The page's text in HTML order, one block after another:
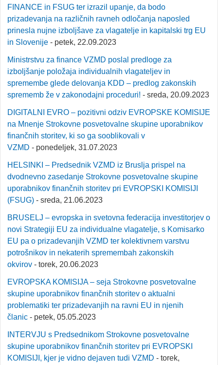
FINANCE in FSUG ter izrazil upanje, da bodo
prizadevanja na različnih ravneh odločanja naposled
prinesla nujne izboljšave za vlagatelje in kapitalski trg EU
in Slovenije - petek, 22.09.2023
Ministrstvu za finance VZMD poslal predloge za
izboljšanje položaja individualnih vlagateljev in
spremembe glede delovanja KDD – predlog zakonskih
sprememb že v zakonodajni proceduri! - sreda, 20.09.2023
DIGITALNI EVRO – pozitivni odziv EVROPSKE KOMISIJE
na Mnenje Strokovne posvetovalne skupine uporabnikov
finančnih storitev, ki so ga sooblikovali v
VZMD - ponedeljek, 31.07.2023
HELSINKI – Predsednik VZMD iz Bruslja prispel na
dvodnevno zasedanje Strokovne posvetovalne skupine
uporabnikov finančnih storitev pri EVROPSKI KOMISIJI
(FSUG) - sreda, 21.06.2023
BRUSELJ – evropska in svetovna federacija investitorjev o
novi Strategiji EU za individualne vlagatelje, s Komisarko
EU pa o prizadevanjih VZMD ter kolektivnem varstvu
potrošnikov in nekaterih spremembah zakonskih
okvirov - torek, 20.06.2023
EVROPSKA KOMISIJA – seja Strokovne posvetovalne
skupine uporabnikov finančnih storitev o aktualni
problematiki ter prizadevanjih na ravni EU in njenih
članic - petek, 05.05.2023
INTERVJU s Predsednikom Strokovne posvetovalne
skupine uporabnikov finančnih storitev pri EVROPSKI
KOMISIJI, kjer je vidno dejaven tudi VZMD - torek,